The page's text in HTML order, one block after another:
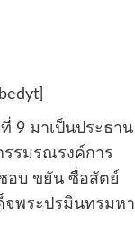
9 มาเป็นประธาน
รรมรณรงค์การ
อบ ขยัน ซื่อสัตย์
พระปรมินทรมหา